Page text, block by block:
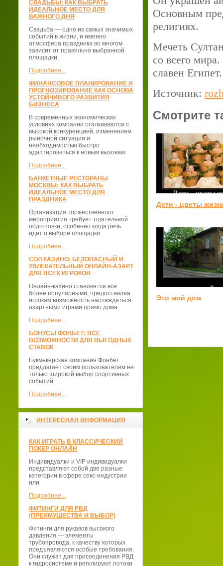
СВАДЬБЫ: КАК ВЫБРАТЬ
ИДЕАЛЬНОЕ МЕСТО ДЛЯ
ВАЖНОГО ДНЯ
Свадьба — одно из самых значимых
событий в жизни, и именно
атмосфера праздника во многом
зависит от правильно выбранной
площадки.
Подробнее...
ФИНАНСОВОЕ ПЛАНИРОВАНИЕ И
ПРОГНОЗИРОВАНИЕ КАК ОСНОВА
УСТОЙЧИВОГО РАЗВИТИЯ
БИЗНЕСА
В современных экономических
условиях компании сталкиваются с
высокой конкуренцией, изменением
рыночной ситуации и
необходимостью быстро
адаптироваться к новым вызовам.
Подробнее...
БАНКЕТНЫЕ РЕСТОРАНЫ
МОСКВЫ: КАК ВЫБРАТЬ
ИДЕАЛЬНОЕ МЕСТО ДЛЯ
ПРАЗДНИКА
Организация торжественного
мероприятия требует тщательной
подготовки, особенно когда речь
идет о выборе площадки.
Подробнее...
СОЛ КАЗИНО: БЕЗОПАСНЫЙ И
УВЛЕКАТЕЛЬНЫЙ ОНЛАЙН-АЗАРТ
ДЛЯ ВСЕХ ИГРОКОВ
Онлайн-казино становятся все
более популярными, предоставляя
игрокам возможность наслаждаться
азартными играми прямо дома.
Подробнее...
БОНУСЫ ФОНБЕТ: ВСЕ
ВОЗМОЖНОСТИ ДЛЯ ВЫГОДНЫХ
СТАВОК
Букмекерская компания Фонбет
предлагает своим пользователям не
только широкий выбор спортивных
событий
Подробнее...
ИНТЕРЕСНАЯ ИНФОРМАЦИЯ
КАК ИГРАТЬ В КЛАССИЧЕСКИЙ
ПОКЕР ОНЛАЙН
Индивидуалки и VIP индивидуалки
представляют собой две разные
категории в сфере секс-индустрии
или
Подробнее...
ФИТИНГИ ДЛЯ РВД
(ПРЕИМУЩЕСТВА И ВЫБОР)
Фитинги для рукавов высокого
давления — элементы
трубопровода, к качеству которых
предъявляются особые требования.
Они служат для присоединения РВД
к гидросистеме и регулируют потоки
Основным
религиях.
Мечеть
со всего
славен Египет.
Источник:
Смотрите
Дети - цветы
Это мой дом